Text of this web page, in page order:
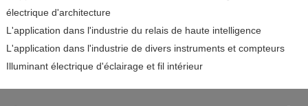
électrique d'architecture
L'application dans l'industrie du relais de haute intelligence
L'application dans l'industrie de divers instruments et compteurs
Illuminant électrique d'éclairage et fil intérieur